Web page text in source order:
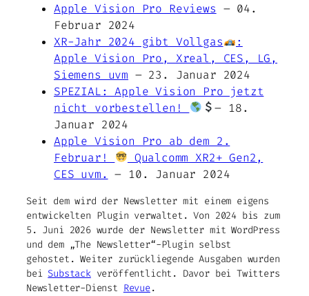
Apple Vision Pro Reviews – 04.
Februar 2024
XR-Jahr 2024 gibt Vollgas
:
Apple Vision Pro, Xreal, CES, LG,
Siemens uvm – 23. Januar 2024
SPEZIAL: Apple Vision Pro jetzt
nicht vorbestellen!
– 18.
Januar 2024
Apple Vision Pro ab dem 2.
Februar!
Qualcomm XR2+ Gen2,
CES uvm. – 10. Januar 2024
Seit dem wird der Newsletter mit einem eigens
entwickelten Plugin verwaltet.Von 2024 bis zum
5. Juni 2026 wurde der Newsletter mit WordPress
und dem „The Newsletter“-Plugin selbst
gehostet.Weiter zurückliegende Ausgaben wurden
bei Substackveröffentlicht. Davor bei Twitters
Newsletter-Dienst Revue.